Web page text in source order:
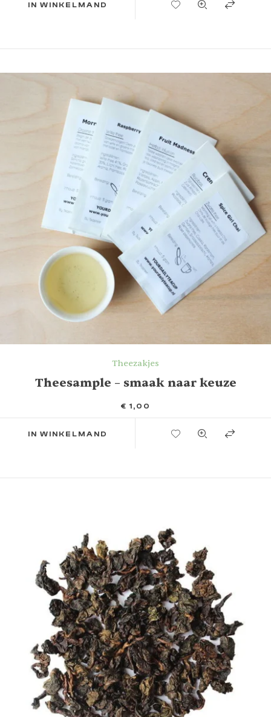
IN WINKELMAND
Theezakjes
Theesample – smaak naar keuze
€ 1,00
IN WINKELMAND